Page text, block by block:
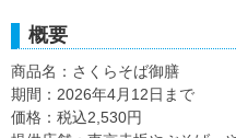
概要
商品名：さくらそば御膳
期間：2026年4月12日まで
価格：税込2,530円